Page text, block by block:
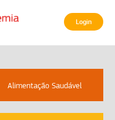
Login
Alimentação Saudável